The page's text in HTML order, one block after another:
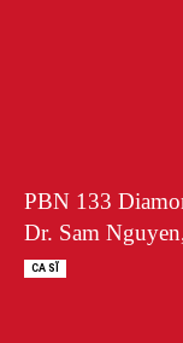
PBN 133
Dr. Sam
CA SĨ